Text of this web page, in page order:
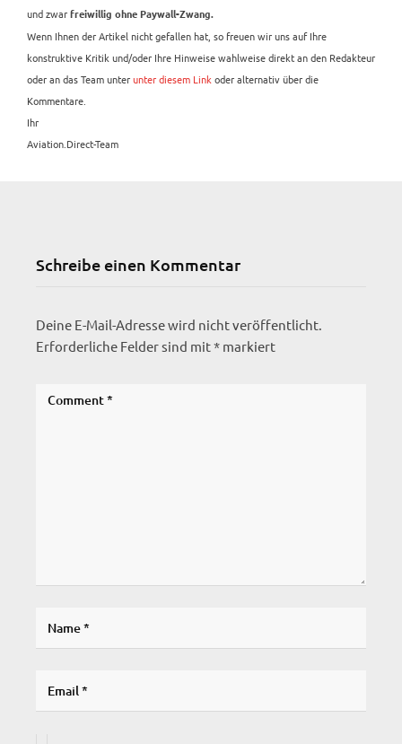
und zwar freiwillig ohne Paywall-Zwang.
Wenn Ihnen der Artikel nicht gefallen hat, so freuen wir uns auf Ihre
konstruktive Kritik und/oder Ihre Hinweise wahlweise direkt an den Redakteur
oder an das Team unterunter diesem Link oder alternativ über die
Kommentare.
Ihr
Aviation.Direct-Team
Schreibe einen Kommentar
Deine E-Mail-Adresse wird nicht veröffentlicht.
Erforderliche Felder sind mit* markiert